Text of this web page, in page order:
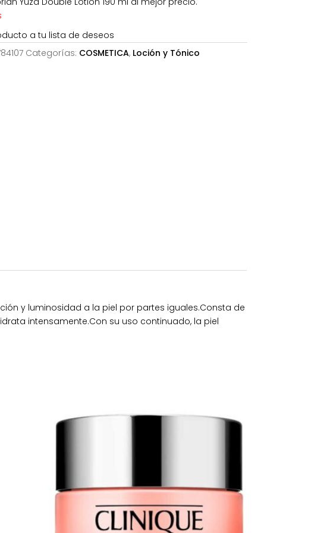
35,00€.23,89€.
a tu lista de deseos
Categorías: COSMETICA, Loción y Tónico
y luminosidad a la piel por partes iguales.Consta de
intensamente.Con su uso continuado, la piel